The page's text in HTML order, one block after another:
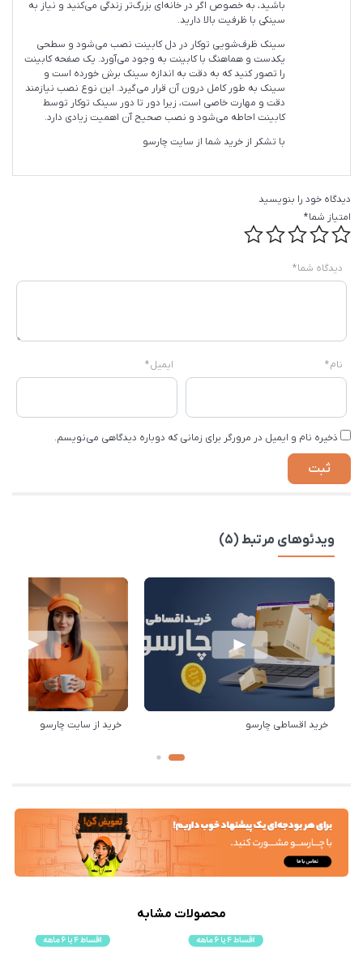
باشید، به خصوص اگر در خانه‌ای بزرگ‌تر زندگی می‌کنید و نیاز به
سینکی با ظرفیت بالا دارید.
سینک ظرف‌شویی توکار در دل کابینت نصب می‌شود و سطحی
یکدست و هماهنگ با کابینت به وجود می‌آورد. یک صفحه کابینت
را تصور کنید که به دقت به اندازه سینک برش خورده است و
سینک به طور کامل درون آن قرار می‌گیرد. این نوع نصب نیازمند
دقت و مهارت خاصی است، زیرا دور تا دور سینک توکار توسط
کابینت احاطه می‌شود و نصب صحیح آن اهمیت زیادی دارد.
با تشکر از خرید شما از سایت چارسو
دیدگاه خود را بنویسید
امتیاز شما*
دیدگاه شما*
نام* ایمیل*
ذخیره نام و ایمیل در مرورگر برای زمانی که دوباره دیدگاهی می‌نویسم.
ویدئوهای مرتبط (5)
خرید اقساطی چارسو خرید از سایت چارسو
محصولات مشابه